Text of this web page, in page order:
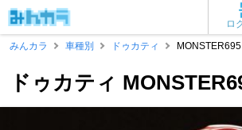
ロ
みんカラ
車種別 ドゥカティ MONSTER695
ドゥカティ